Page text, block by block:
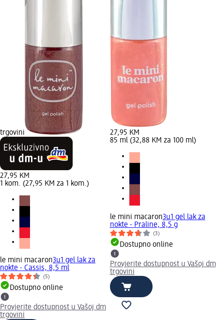
trgovini
27,95 KM
1 kom. (27,95 KM za 1 kom.)
le mini macaron3u1 gel lak za
nokte - Cassis, 8,5 ml
(5)
Dostupno online
Provjerite dostupnost u Vašoj dm
trgovini
27,95 KM
85 ml (32,88 KM za 100 ml)
le mini macaron3u1 gel lak za
nokte - Praline, 8,5 g
(3)
Dostupno online
Provjerite dostupnost u Vašoj dm
trgovini